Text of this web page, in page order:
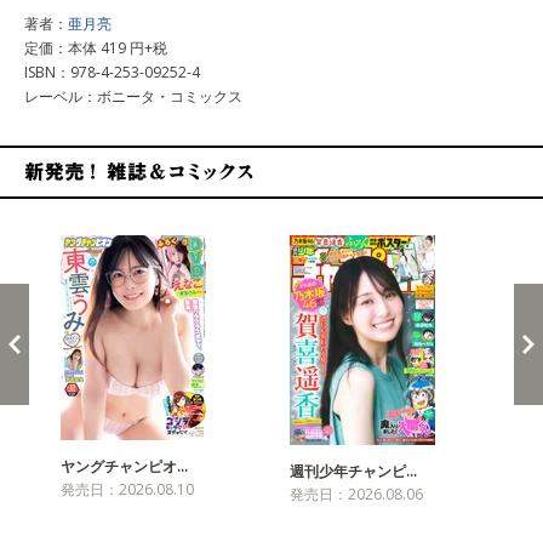
著者： 亜月亮
定価：本体 419 円+税
ISBN：978-4-253-09252-4
レーベル：ボニータ・コミックス
ヤングチャンピオ…
発売日：2026.08.10
週刊少年チャンピ…
発売日：2026.08.06